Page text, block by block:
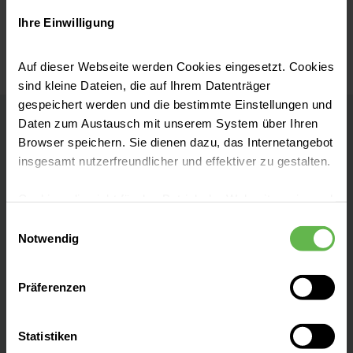
Ihre Einwilligung
Auf dieser Webseite werden Cookies eingesetzt. Cookies
sind kleine Dateien, die auf Ihrem Datenträger
gespeichert werden und die bestimmte Einstellungen und
Daten zum Austausch mit unserem System über Ihren
Browser speichern. Sie dienen dazu, das Internetangebot
insgesamt nutzerfreundlicher und effektiver zu gestalten.
eingesetzt werden.
Es steht Ihnen frei, unsere Seite mit nur den notwendigen
Cookies zu benutzen, eine individuelle Auswahl
oder durch Auswahl von „Alle Cookies akzeptieren“ in die
Notwendig
Präferenzen
Statistiken
ENDO Rehazentrum Hamburg
22767 Hamburg
Anfahrt auf Google Maps